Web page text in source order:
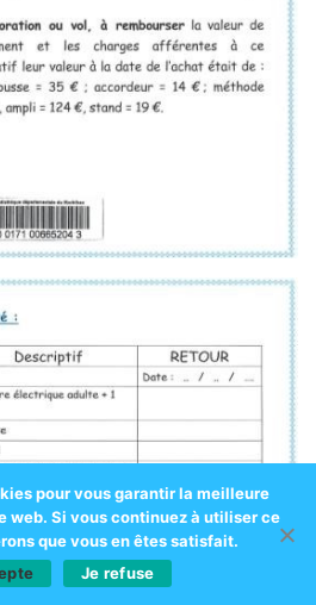
pour vous garantir la meilleure
web. Si vous continuez à utiliser ce
que vous en êtes satisfait.
Je refuse